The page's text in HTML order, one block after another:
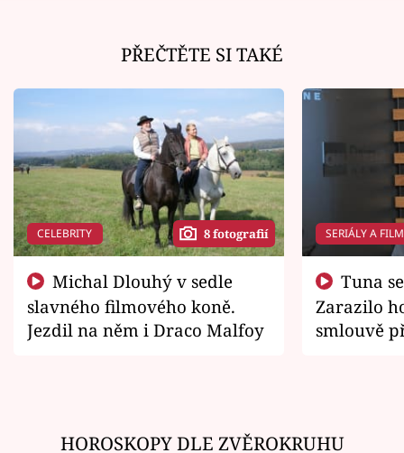
PŘEČTĚTE SI TAKÉ
CELEBRITY 8 fotografií
slavného filmového koně.
Jezdil na něm i Draco Malfoy
SERIÁLY A
Zarazilo
smlouvě
HOROSKOPY DLE ZVĚROKRUHU